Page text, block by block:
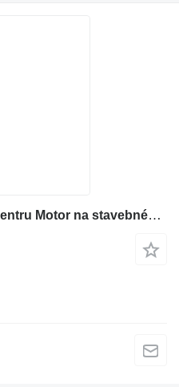
Piest SET Piston Complet pentru Motor na stavebného stroja Kubota – Original sau Aftermarket